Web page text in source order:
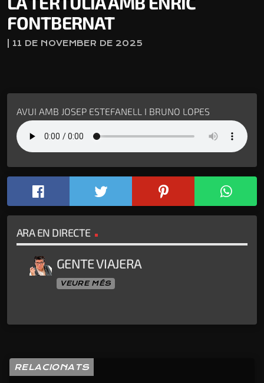
FONTBERNAT
| 11 DE NOVEMBER DE 2025
AVUI AMB JOSEP ESTEFANELL I BRUNO LOPES
ARA EN DIRECTE
GENTE VIAJERA
VEURE MÉS
RELACIONATS